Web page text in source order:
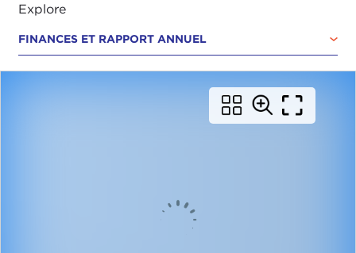
Explore
FINANCES ET RAPPORT ANNUEL